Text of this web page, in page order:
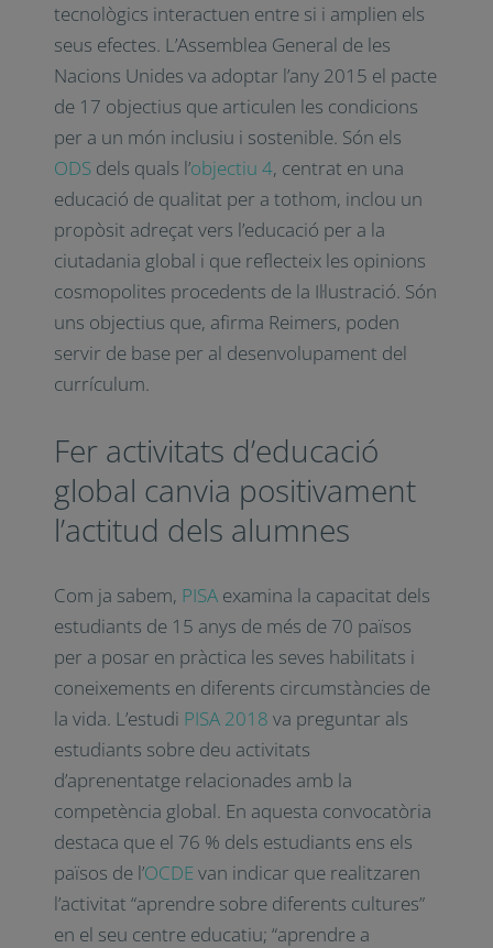
tecnològics interactuen entre si i amplien els
seus efectes. L’Assemblea General de les
Nacions Unides va adoptar l’any 2015 el pacte
de 17 objectius que articulen les condicions
per a un món inclusiu i sostenible. Són els
ODS dels quals l’objectiu 4, centrat en una
educació de qualitat per a tothom, inclou un
propòsit adreçat vers l’educació per a la
ciutadania global i que reflecteix les opinions
cosmopolites procedents de la Il·lustració. Són
uns objectius que, afirma Reimers, poden
servir de base per al desenvolupament del
currículum.
Fer activitats d’educació
global canvia positivament
l’actitud dels alumnes
Com ja sabem, PISA examina la capacitat dels
estudiants de 15 anys de més de 70 països
per a posar en pràctica les seves habilitats i
coneixements en diferents circumstàncies de
la vida. L’estudi PISA 2018 va preguntar als
estudiants sobre deu activitats
d’aprenentatge relacionades amb la
competència global. En aquesta convocatòria
destaca que el 76 % dels estudiants ens els
països de l’OCDEvan indicar que realitzaren
l’activitat “aprendre sobre diferents cultures”
en el seu centre educatiu; “aprendre a